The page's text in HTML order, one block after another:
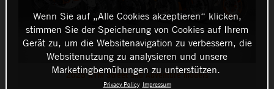
2025 KTM Street and Adventure models
Wenn Sie auf „Alle Cookies akzeptieren“ klicken,
stimmen Sie der Speicherung von Cookies auf Ihrem
Gerät zu, um die Websitenavigation zu verbessern, die
Websitenutzung zu analysieren und unsere
Marketingbemühungen zu unterstützen.
Privacy Policy Impressum